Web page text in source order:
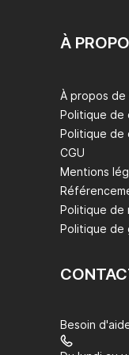
Paysages
groupes d'amis
> 💬 Remarques
La visite de la
conditions
d'attente (non
Sur demande,
Marina di
possibles depuis
À
À propos de
Politique de
Politique de
CGU
Mentions
Politique de
Politique de
Besoin